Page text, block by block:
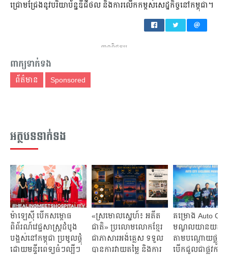
ជ្រោមជ្រែងនូវបរិយាប័ន្នឌីជីថល និងការលើកកម្ពស់សេដ្ឋកិច្ចនៅកម្ពុជា។
ពាណិជ្ជកម្ម
ពាក្យទាក់ទង
ព័ត៌មាន Sponsored
អត្ថបទទាក់ទង
ម៉ាឡេស៊ី បើកសម្ពោធ
ពិព័រណ៍វេជ្ជសាស្ត្រដំបូង
បង្អស់នៅកម្ពុជា ប្រមូលផ្តុំ
ដោយមន្ទីរពេទ្យធំៗល្បីៗ
«ស្រមោលស្នេហ៍៖ អតីត
ជាតិ» ប្រលោមលោកខ្មែរ
ជាភាសារអង់គ្លេស ទទួល
បានការវាយតម្លៃ និងការ
គម្រោង Auto
មណ្ឌលយានយន្តថ្មី
តាមបណ្តោយផ្លូវ​​៦
បើកជួលជាផ្លូវការ